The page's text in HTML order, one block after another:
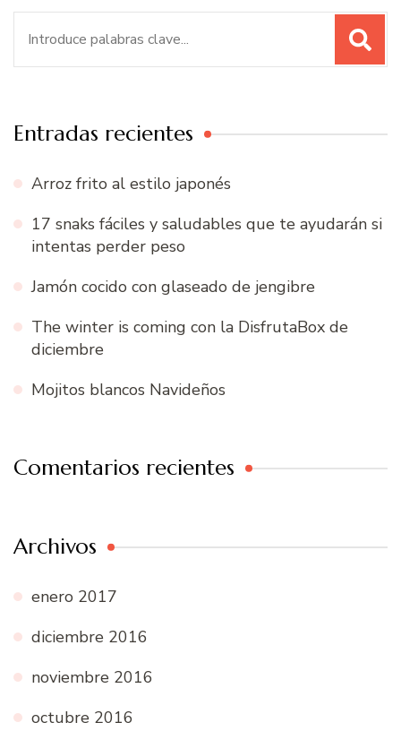
Entradas recientes
Arroz frito al estilo japonés
17 snaks fáciles y saludables que te ayudarán si
intentas perder peso
Jamón cocido con glaseado de jengibre
The winter is coming con la DisfrutaBox de
diciembre
Mojitos blancos Navideños
Comentarios recientes
Archivos
enero 2017
diciembre 2016
noviembre 2016
octubre 2016